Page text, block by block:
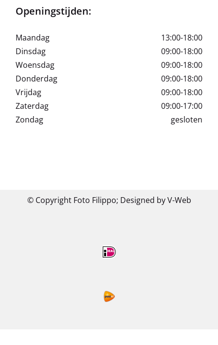
Openingstijden:
Maandag
13:00-18:00
Dinsdag
09:00-18:00
Woensdag
09:00-18:00
Donderdag
09:00-18:00
Vrijdag
09:00-18:00
Zaterdag
09:00-17:00
Zondag
gesloten
© Copyright Foto Filippo; Designed by V-Web